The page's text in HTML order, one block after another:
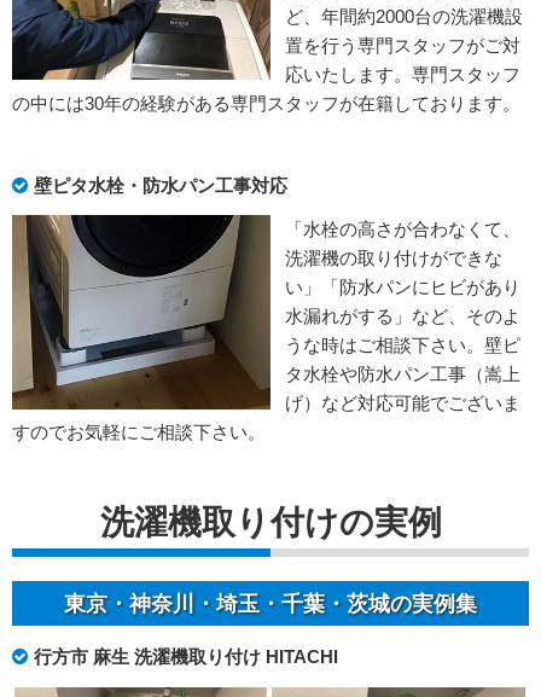
ど、年間約2000台の洗濯機設
置を行う専門スタッフがご対
応いたします。専門スタッフ
の中には30年の経験がある専門スタッフが在籍しております。
壁ピタ水栓・防水パン工事対応
「水栓の高さが合わなくて、
洗濯機の取り付けができな
い」「防水パンにヒビがあり
水漏れがする」など、そのよ
うな時はご相談下さい。壁ピ
タ水栓や防水パン工事（嵩上
げ）など対応可能でございま
すのでお気軽にご相談下さい。
洗濯機取り付けの実例
東京・神奈川・埼玉・千葉・茨城の実例集
行方市 麻生 洗濯機取り付け HITACHI